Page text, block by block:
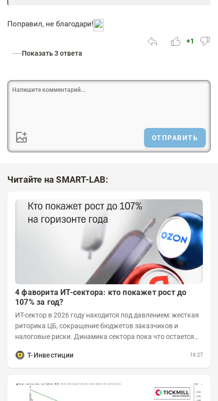
Поправил, не благодари!
+1
Показать 3 ответа
ОТПРАВИТЬ
Читайте на SMART-LAB:
4 фаворита ИТ-сектора: кто покажет рост до
107% за год?
ИТ-сектор в 2026 году находится под давлением: жесткая
риторика ЦБ, сокращение бюджетов заказчиков и
налоговые риски. Динамика сектора пока что остается
Т-Инвестиции
16:27